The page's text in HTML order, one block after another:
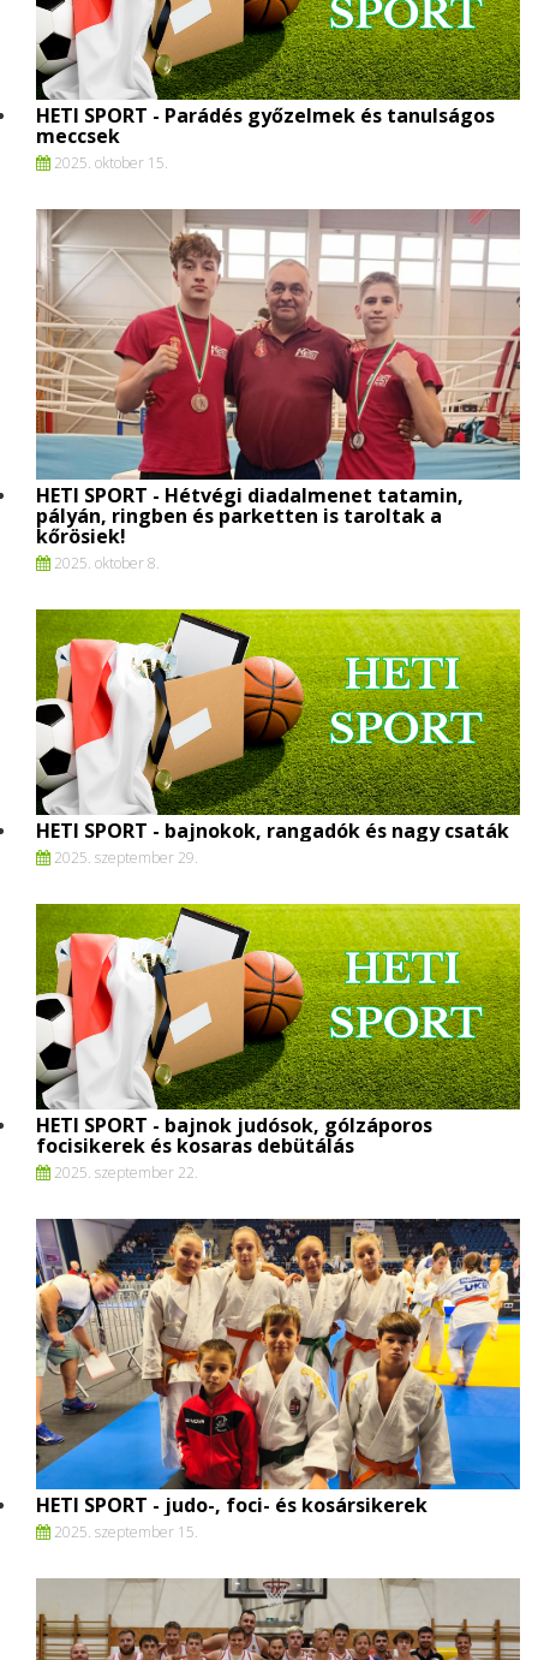
HETI SPORT - Parádés győzelmek és tanulságos
meccsek
2025. oktober 15.
HETI SPORT - Hétvégi diadalmenet tatamin,
pályán, ringben és parketten is taroltak a
kőrösiek!
2025. oktober 8.
HETI SPORT - bajnokok, rangadók és nagy csaták
2025. szeptember 29.
HETI SPORT - bajnok judósok, gólzáporos
focisikerek és kosaras debütálás
2025. szeptember 22.
HETI SPORT - judo-, foci- és kosársikerek
2025. szeptember 15.